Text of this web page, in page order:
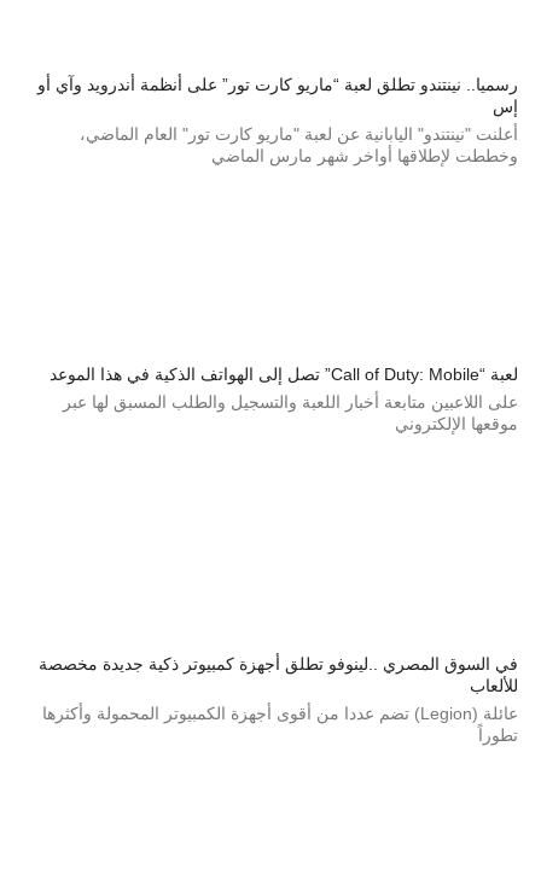
رسميا.. نينتندو تطلق لعبة “ماريو كارت تور” على أنظمة أندرويد وآي أو
إس
أعلنت "نينتندو" اليابانية عن لعبة "ماريو كارت تور" العام الماضي،
وخططت لإطلاقها أواخر شهر مارس الماضي
لعبة “Call of Duty: Mobile” تصل إلى الهواتف الذكية في هذا الموعد
على اللاعبين متابعة أخبار اللعبة والتسجيل والطلب المسبق لها عبر
موقعها الإلكتروني
في السوق المصري ..لينوفو تطلق أجهزة كمبيوتر ذكية جديدة مخصصة
للألعاب
عائلة (Legion) تضم عددا من أقوى أجهزة الكمبيوتر المحمولة وأكثرها
تطوراً